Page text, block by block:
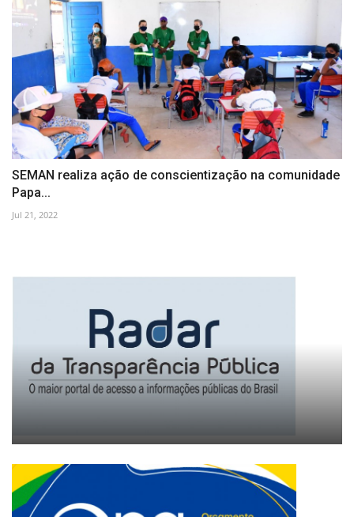
SEMAN realiza ação de conscientização na comunidade
Papa...
Jul 21, 2022